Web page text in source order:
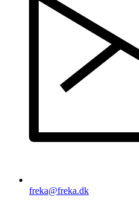
freka@freka.dk